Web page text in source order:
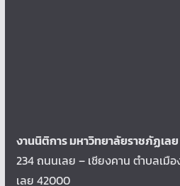
งานนิติการ มหาวิทยาลัยราชภัฏเลย
234 ถนนเลย – เชียงคาน ตำบลเมื
เลย 42000